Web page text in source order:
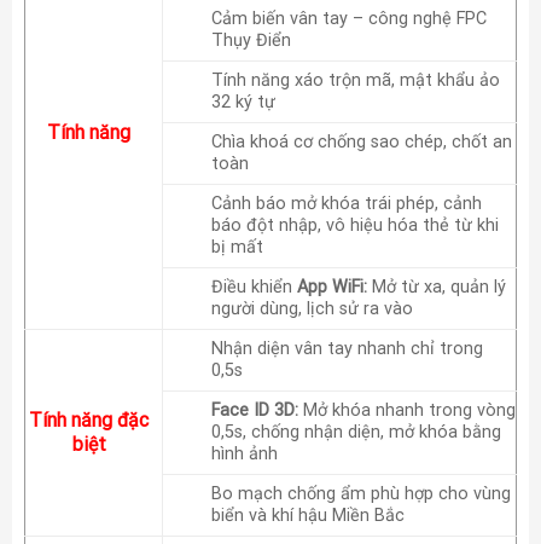
Tính năng
Cảm biến vân tay – công nghệ FPC
Thụy Điển
Tính năng xáo trộn mã, mật khẩu ảo
32 ký tự
Chìa khoá cơ chống sao chép, chốt an
toàn
Cảnh báo mở khóa trái phép, cảnh
báo đột nhập, vô hiệu hóa thẻ từ khi
bị mất
Điều khiển App WiFi:Mở từ xa, quản lý
người dùng, lịch sử ra vào
Tính năng đặc
biệt
Nhận diện vân tay nhanh chỉ trong
0,5s
Face ID 3D:Mở khóa nhanh trong vòng
0,5s, chống nhận diện, mở khóa bằng
hình ảnh
Bo mạch chống ẩm phù hợp cho vùng
biển và khí hậu Miền Bắc